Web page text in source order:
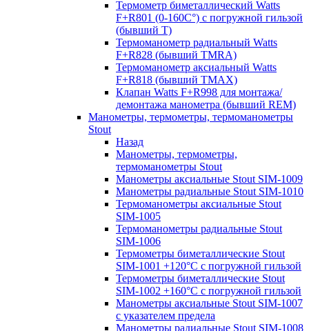
Термометр биметаллический Watts
F+R801 (0-160С°) с погружной гильзой
(бывший T)
Термоманометр радиальный Watts
F+R828 (бывший TMRA)
Термоманометр аксиальный Watts
F+R818 (бывший TMAX)
Клапан Watts F+R998 для монтажа/
демонтажа манометра (бывший REM)
Манометры, термометры, термоманометры
Stout
Назад
Манометры, термометры,
термоманометры Stout
Манометры аксиальные Stout SIM-1009
Манометры радиальные Stout SIM-1010
Термоманометры аксиальные Stout
SIM-1005
Термоманометры радиальные Stout
SIM-1006
Термометры биметаллические Stout
SIM-1001 +120°С с погружной гильзой
Термометры биметаллические Stout
SIM-1002 +160°С с погружной гильзой
Манометры аксиальные Stout SIM-1007
с указателем предела
Манометры радиальные Stout SIM-1008